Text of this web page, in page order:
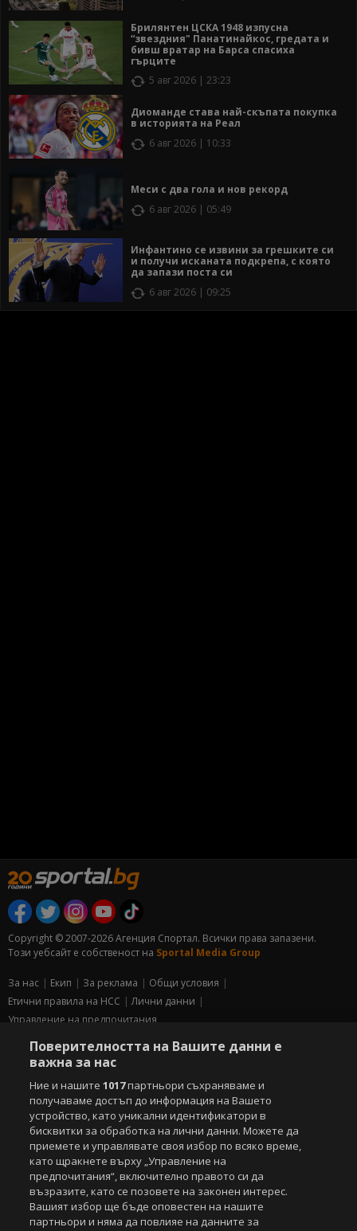
Брилянтен ЦСКА 1948 изпусна
“звездния" Панатинайкос, гредата и
бивш вратар на Барса спасиха
гърците
5 авг 2026 | 23:23
Диоманде става най-скъпата покупка
в историята на Реал
6 авг 2026 | 10:33
Меси с два гола и нов рекорд
6 авг 2026 | 05:49
Инфантино се извини за грешките си
и получи исканата подкрепа, с която
да запази поста си
6 авг 2026 | 09:25
Copyright © 2007-2026 Агенция Спортал. Всички права запазени.
Този уебсайт е собственост на Sportal Media Group
За нас Екип За рекламa
Общи условия
Етични правила на НСС
Лични данни
Управление на предпочитания
Съдържанието на този уеб сайт и технологиите, използвани в него, са
под закрила на Закона за авторското право и сродните му права.
видео материали, публикувани в сайта, са собственост на Агенция
Спортал, освен ако изрично е посочено друго. Допуска се
публикуване на текстови материали само след писмено съгласие на
Агенция Спортал, посочване на източника и добавяне на линк към
www.sportal.bg. Използването на графични и видео материали,
публикувани в сайта, е строго забранено. Нарушителите ще бъдат
санкционирани с цялата строгост на закона.
СвалиБЕЗПЛАТНОТОприложение за:
Поверителността на Вашите данни е
важна за нас
Ние и нашите1017партньори съхраняваме и
получаваме достъп до информация на Вашето
устройство, като уникални идентификатори в
бисквитки за обработка на лични данни. Можете да
приемете и управлявате своя избор по всяко време,
като щракнете върху „Управление на
предпочитания“, включително правото си да
възразите, като се позовете на законен интерес.
Вашият избор ще бъде оповестен на нашите
партньори и няма да повлияе на данните за